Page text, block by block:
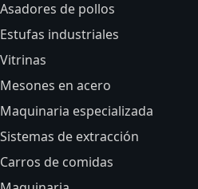
Asadores de pollos
Estufas industriales
Vitrinas
Mesones en acero
Maquinaria especializada
Sistemas de extracción
Carros de comidas